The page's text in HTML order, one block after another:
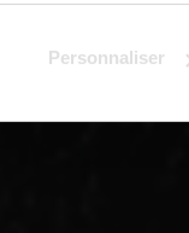
Personnaliser